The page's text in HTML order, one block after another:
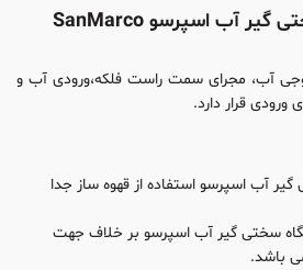
توضیحات دستگاه سختی گیر آب اسپرسو SanMarco
آب، مجرای سمت راست فلکه،ورودی آب و
آب اسپرسو استفاده از قهوه ساز جدا
سختی گیر آب اسپرسو بر خلاف جهت
باشد.